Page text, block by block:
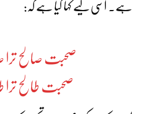
ہے۔ اسی لیے کہا گیا ہے کہ:
صحبت صالح ترا
صحبت طالح ترا